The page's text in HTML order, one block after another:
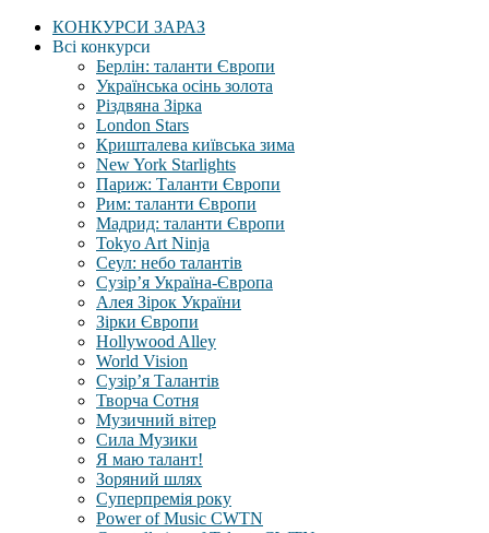
КОНКУРСИ ЗАРАЗ
Всі конкурси
Берлін: таланти Європи
Українська осінь золота
Різдвяна Зірка
London Stars
Кришталева київська зима
New York Starlights
Париж: Таланти Європи
Рим: таланти Європи
Мадрид: таланти Європи
Tokyo Art Ninja
Сеул: небо талантів
Сузір’я Україна-Європа
Алея Зірок України
Зірки Європи
Hollywood Alley
World Vision
Сузір’я Талантів
Творча Сотня
Музичний вітер
Сила Музики
Я маю талант!
Зоряний шлях
Суперпремія року
Power of Music CWTN